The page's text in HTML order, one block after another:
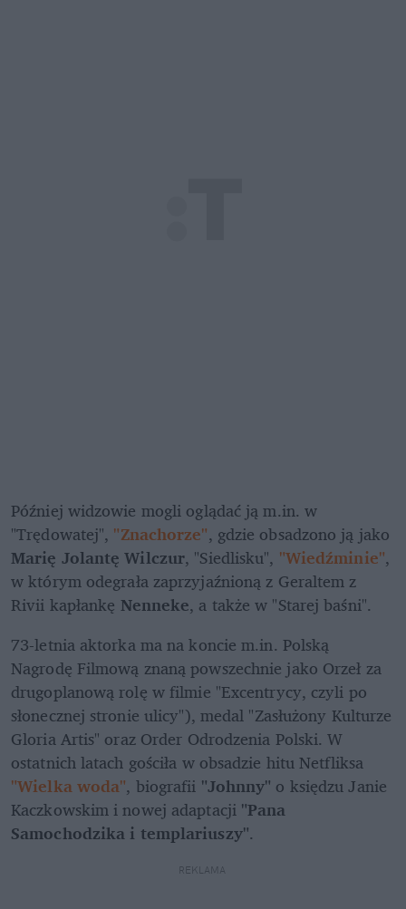
Później widzowie mogli oglądać ją m.in. w
"Trędowatej", "Znachorze"
Marię Jolantę Wilczur, "Siedlisku", "Wiedźminie",
w którym odegrała zaprzyjaźnioną z Geraltem z
Rivii kapłankę Nenneke, a także w "Starej baśni".
73-letnia aktorka ma na koncie m.in. Polską
Nagrodę Filmową znaną powszechnie jako Orzeł za
drugoplanową rolę w filmie "Excentrycy, czyli po
słonecznej stronie ulicy"), medal "Zasłużony Kulturze
Gloria Artis" oraz Order Odrodzenia Polski. W
"Wielka woda", biografii "Johnny" o księdzu Janie
Kaczkowskim i nowej adaptacji "Pana
Samochodzika i templariuszy".
REKLAMA